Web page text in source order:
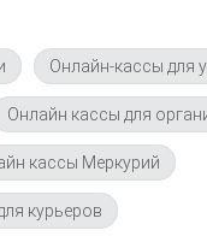
Онлайн-кассы для
Онлайн кассы для
кассы Меркурий
курьеров